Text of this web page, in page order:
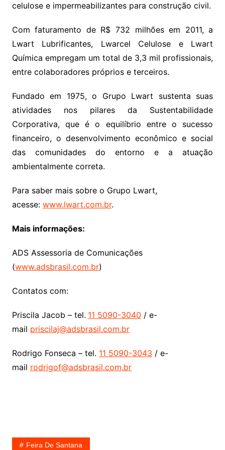
celulose e impermeabilizantes para construção civil.
Com faturamento de R$ 732 milhões em 2011, a
Lwart Lubrificantes, Lwarcel Celulose e Lwart
Química empregam um total de 3,3 mil profissionais,
entre colaboradores próprios e terceiros.
Fundado em 1975, o Grupo Lwart sustenta suas
atividades nos pilares da Sustentabilidade
Corporativa, que é o equilíbrio entre o sucesso
financeiro, o desenvolvimento econômico e social
das comunidades do entorno e a atuação
ambientalmente correta.
Para saber mais sobre o Grupo Lwart,
acesse: www.lwart.com.br.
Mais informações:
ADS Assessoria de Comunicações
(www.adsbrasil.com.br)
Contatos com:
Priscila Jacob – tel. 11 5090-3040 / e-
mail priscilaj@adsbrasil.com.br
Rodrigo Fonseca – tel. 11 5090-3043 / e-
mail rodrigof@adsbrasil.com.br
Feira De Santana